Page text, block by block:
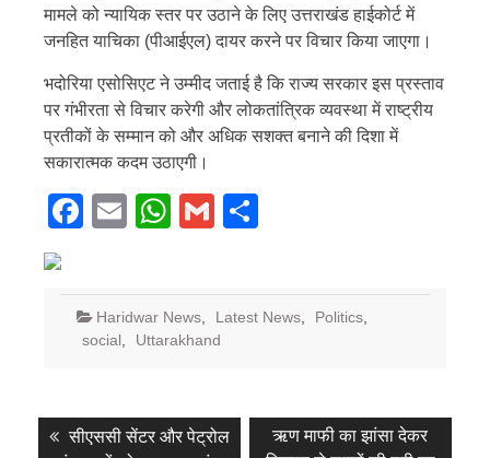
मामले को न्यायिक स्तर पर उठाने के लिए उत्तराखंड हाईकोर्ट में
जनहित याचिका (पीआईएल) दायर करने पर विचार किया जाएगा।
भदोरिया एसोसिएट ने उम्मीद जताई है कि राज्य सरकार इस प्रस्ताव
पर गंभीरता से विचार करेगी और लोकतांत्रिक व्यवस्था में राष्ट्रीय
प्रतीकों के सम्मान को और अधिक सशक्त बनाने की दिशा में
सकारात्मक कदम उठाएगी।
Facebook
EmailWhatsApp
Gmail
Haridwar News Latest News Politics
social
Uttarakhand
PostPrevious
सीएससी सेंटर और पेट्रोल
Next
ऋण माफी का झांसा देकर